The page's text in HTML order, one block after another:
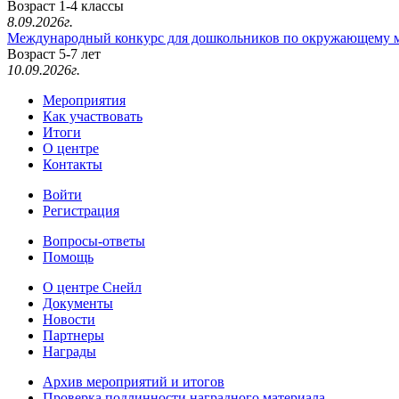
Возраст 1-4 классы
8.09.2026г.
Международный конкурс для дошкольников по окружающему
Возраст 5-7 лет
10.09.2026г.
Мероприятия
Как участвовать
Итоги
О центре
Контакты
Войти
Регистрация
Вопросы-ответы
Помощь
О центре Снейл
Документы
Новости
Партнеры
Награды
Архив мероприятий и итогов